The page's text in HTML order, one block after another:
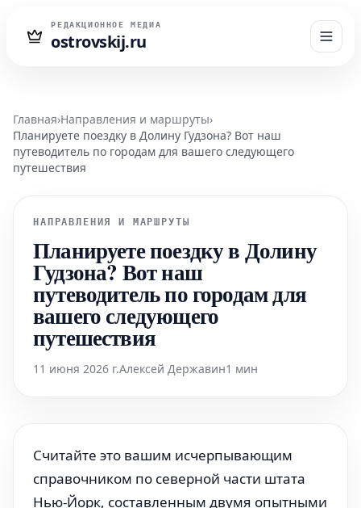
РЕДАКЦИОННОЕ МЕДИА
ostrovskij.ru
Главная›Направления и маршруты›
Планируете поездку в Долину Гудзона? Вот наш
путеводитель по городам для вашего следующего
путешествия
НАПРАВЛЕНИЯ И МАРШРУТЫ
Планируете поездку в Долину
Гудзона? Вот наш
путеводитель по городам для
вашего следующего
путешествия
11 июня 2026 г.Алексей Державин1 мин
Считайте это вашим исчерпывающим
справочником по северной части штата
Нью-Йорк, составленным двумя опытными